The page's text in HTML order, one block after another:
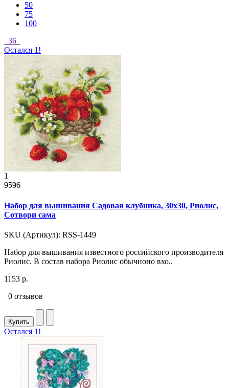
50
75
100
36
Остался 1!
1
9596
Набор для вышивания Садовая клубника, 30x30, Риолис,
Сотвори сама
SKU (Артикул): RSS-1449
Набор для вышивания известного российского производителя
Риолис. В состав набора Риолис обычноно вхо..
1153 р.
0 отзывов
Купить
Остался 1!